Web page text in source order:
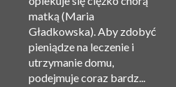
matką (Maria
Gładkowska). Aby zdobyć
pieniądze na leczenie i
utrzymanie domu,
podejmuje coraz bardz...